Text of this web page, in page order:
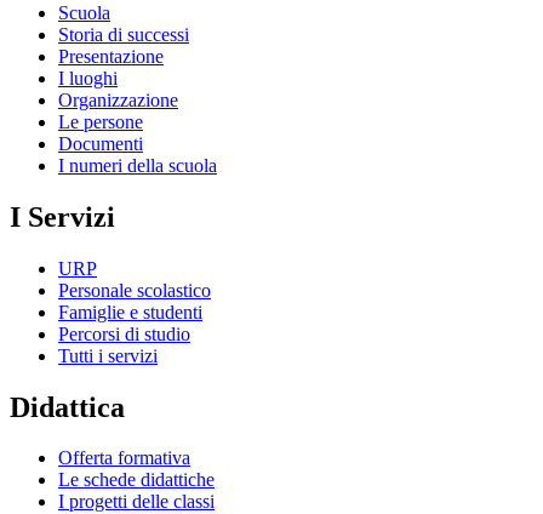
Scuola
Storia di successi
Presentazione
I luoghi
Organizzazione
Le persone
Documenti
I numeri della scuola
I Servizi
URP
Personale scolastico
Famiglie e studenti
Percorsi di studio
Tutti i servizi
Didattica
Offerta formativa
Le schede didattiche
I progetti delle classi